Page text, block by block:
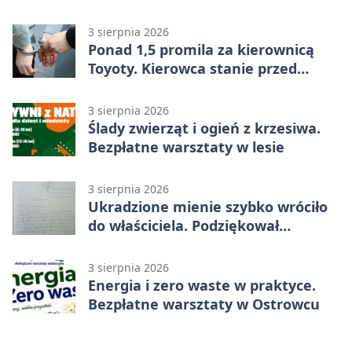
3 sierpnia 2026
Ponad 1,5 promila za kierownicą
Toyoty. Kierowca stanie przed
3 sierpnia 2026
Ślady zwierząt i ogień z krzesiwa.
Bezpłatne warsztaty w lesie
3 sierpnia 2026
Ukradzione mienie szybko wróciło
do właściciela. Podziękował
3 sierpnia 2026
Energia i zero waste w praktyce.
Bezpłatne warsztaty w Ostrowcu